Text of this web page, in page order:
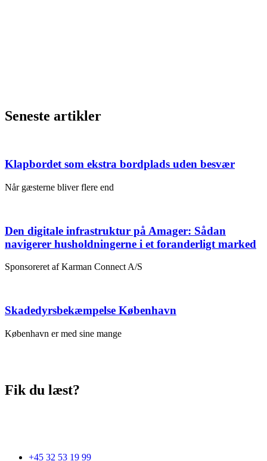
Seneste artikler
Klapbordet som ekstra bordplads uden besvær
Når gæsterne bliver flere end
Den digitale infrastruktur på Amager: Sådan
navigerer husholdningerne i et foranderligt marked
Sponsoreret af Karman Connect A/S
Skadedyrsbekæmpelse København
København er med sine mange
Fik du læst?
+45 32 53 19 99